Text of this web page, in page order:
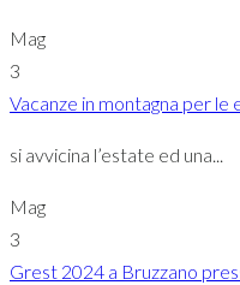
Mag
3
Vacanze in montagna per
si avvicina l’estate ed una...
Mag
3
Grest 2024 a Bruzzano